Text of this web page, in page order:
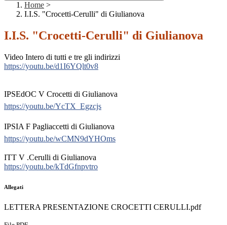
Home >
I.I.S. "Crocetti-Cerulli" di Giulianova
I.I.S. "Crocetti-Cerulli" di Giulianova
Video Intero di tutti e tre gli indirizzi
https://youtu.be/d1I6YQlt0v8
IPSEdOC V Crocetti di Giulianova
https://youtu.be/YcTX_Egzcjs
IPSIA F Pagliaccetti di Giulianova
https://youtu.be/wCMN9dYHOms
ITT V .Cerulli di Giulianova
https://youtu.be/kTdGfnpvtro
Allegati
LETTERA PRESENTAZIONE CROCETTI CERULLI.pdf